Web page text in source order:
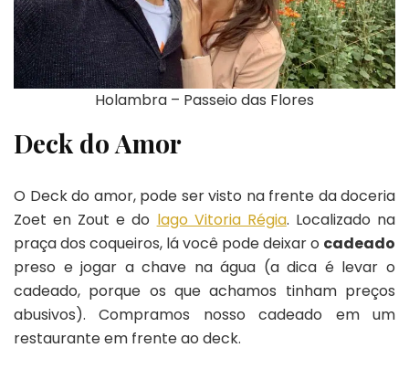
Holambra – Passeio das Flores
Deck do Amor
O Deck do amor, pode ser visto na frente da doceria
Zoet en Zout e do lago Vitoria Régia. Localizado na
praça dos coqueiros, lá você pode deixar o cadeado
preso e jogar a chave na água (a dica é levar o
cadeado, porque os que achamos tinham preços
abusivos). Compramos nosso cadeado em um
restaurante em frente ao deck.